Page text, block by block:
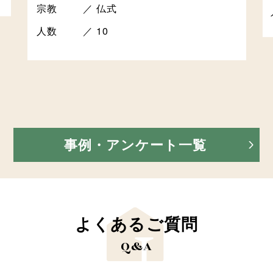
宗教
仏式
人数
10
事例・アンケート一覧
よくあるご質問
Q&A